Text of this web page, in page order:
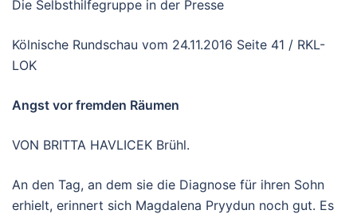
Die Selbsthilfegruppe in der Presse
Kölnische Rundschau vom 24.11.2016 Seite 41 / RKL-
LOK
Angst vor fremden Räumen
VON BRITTA HAVLICEK Brühl.
An den Tag, an dem sie die Diagnose für ihren Sohn
erhielt, erinnert sich Magdalena Pryydun noch gut. Es